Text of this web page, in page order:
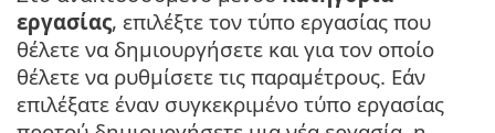
εργασίας, επιλέξτε τον τύπο εργασίας που
θέλετε να δημιουργήσετε και για τον οποίο
θέλετε να ρυθμίσετε τις παραμέτρους. Εάν
επιλέξατε έναν συγκεκριμένο τύπο εργασίας